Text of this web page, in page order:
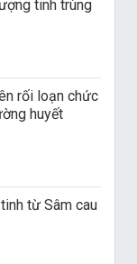
tinh trùng
rối loạn chức
huyết
từ Sâm cau